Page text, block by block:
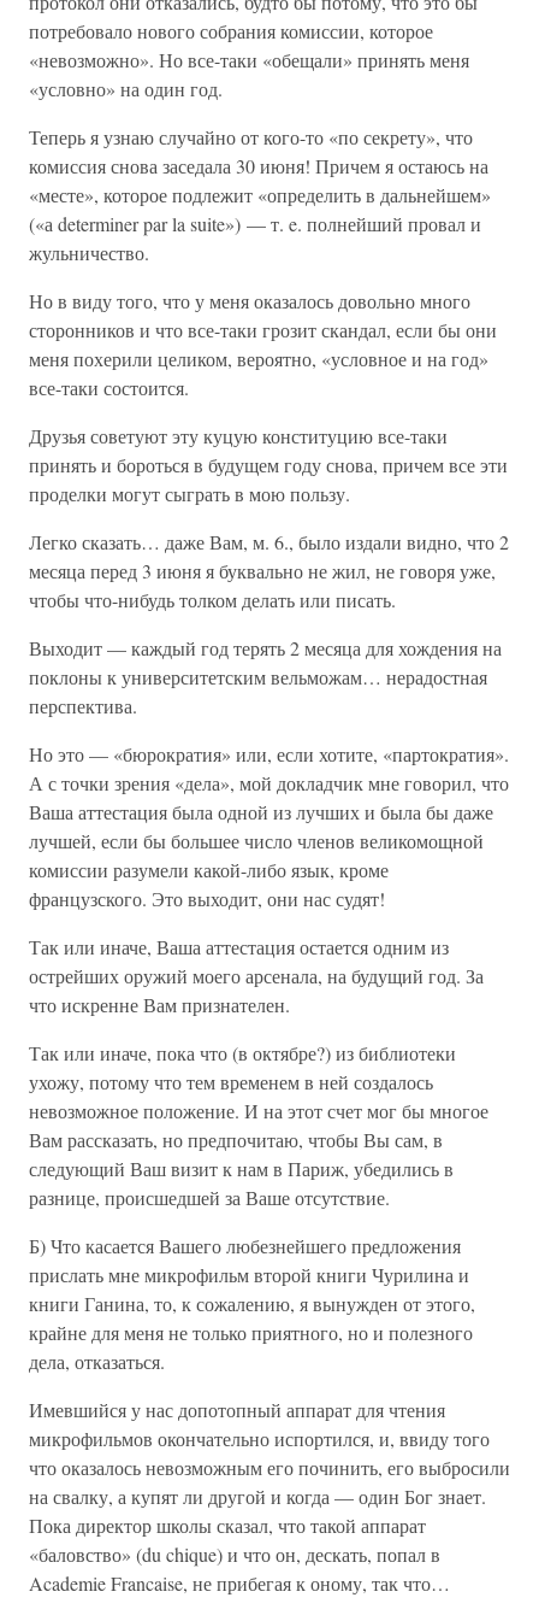
потребовало нового собрания комиссии, которое
«невозможно». Но все-таки «обещали» принять меня
«условно» на один год.
Теперь я узнаю случайно от кого-то «по секрету», что
комиссия снова заседала 30 июня! Причем я остаюсь на
«месте», которое подлежит «определить в дальнейшем»
(«а determiner par la suite») — т. e. полнейший провал и
жульничество.
Но в виду того, что у меня оказалось довольно много
сторонников и что все-таки грозит скандал, если бы они
меня похерили целиком, вероятно, «условное и на год»
все-таки состоится.
Друзья советуют эту куцую конституцию все-таки
принять и бороться в будущем году снова, причем все эти
проделки могут сыграть в мою пользу.
Легко сказать… даже Вам, м. 6., было издали видно, что 2
месяца перед 3 июня я буквально не жил, не говоря уже,
чтобы что-нибудь толком делать или писать.
Выходит — каждый год терять 2 месяца для хождения на
поклоны к университетским вельможам… нерадостная
перспектива.
Но это — «бюрократия» или, если хотите, «партократия».
А с точки зрения «дела», мой докладчик мне говорил, что
Ваша аттестация была одной из лучших и была бы даже
лучшей, если бы большее число членов великомощной
комиссии разумели какой-либо язык, кроме
французского. Это выходит, они нас судят!
Так или иначе, Ваша аттестация остается одним из
острейших оружий моего арсенала, на будущий год. За
что искренне Вам признателен.
Так или иначе, пока что (в октябре?) из библиотеки
ухожу, потому что тем временем в ней создалось
невозможное положение. И на этот счет мог бы многое
Вам рассказать, но предпочитаю, чтобы Вы сам, в
следующий Ваш визит к нам в Париж, убедились в
разнице, происшедшей за Ваше отсутствие.
Б) Что касается Вашего любезнейшего предложения
прислать мне микрофильм второй книги Чурилина и
книги Ганина, то, к сожалению, я вынужден от этого,
крайне для меня не только приятного, но и полезного
дела, отказаться.
Имевшийся у нас допотопный аппарат для чтения
микрофильмов окончательно испортился, и, ввиду того
что оказалось невозможным его починить, его выбросили
на свалку, а купят ли другой и когда — один Бог знает.
Пока директор школы сказал, что такой аппарат
«баловство» (du chique) и что он, дескать, попал в
Academie Francaise, не прибегая к оному, так что…